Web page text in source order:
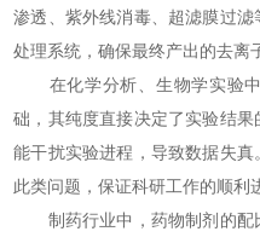
渗透、紫外线消毒、超滤膜过
处理系统，确保最终产出的去离
在化学分析、生物学实验中
础，其纯度直接决定了实验结
能干扰实验进程，导致数据失
此类问题，保证科研工作的顺利
制药行业中，药物制剂的配